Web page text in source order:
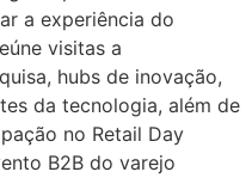
a experiência do
visitas a
hubs de inovação,
da tecnologia, além de
no Retail Day
B2B do varejo